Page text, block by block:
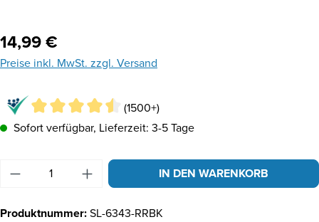
Regulärer Preis:
14,99 €
Preise inkl. MwSt. zzgl. Versand
(1500+)
Sofort verfügbar, Lieferzeit: 3-5 Tage
Produkt Anzahl: Gib den gewünschten Wert
IN DEN WARENKORB
Produktnummer:SL-6343-RRBK